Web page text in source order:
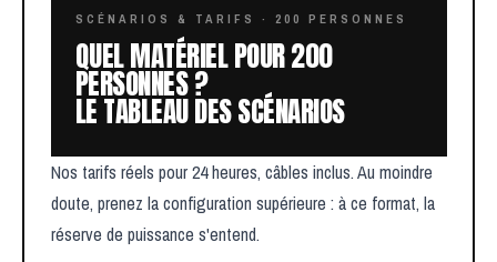
SCÉNARIOS & TARIFS · 200 PERSONNES
QUEL MATÉRIEL POUR 200
PERSONNES ?
LE TABLEAU DES SCÉNARIOS
Nos tarifs réels pour 24 heures, câbles inclus. Au moindre
doute, prenez la configuration supérieure : à ce format, la
réserve de puissance s'entend.